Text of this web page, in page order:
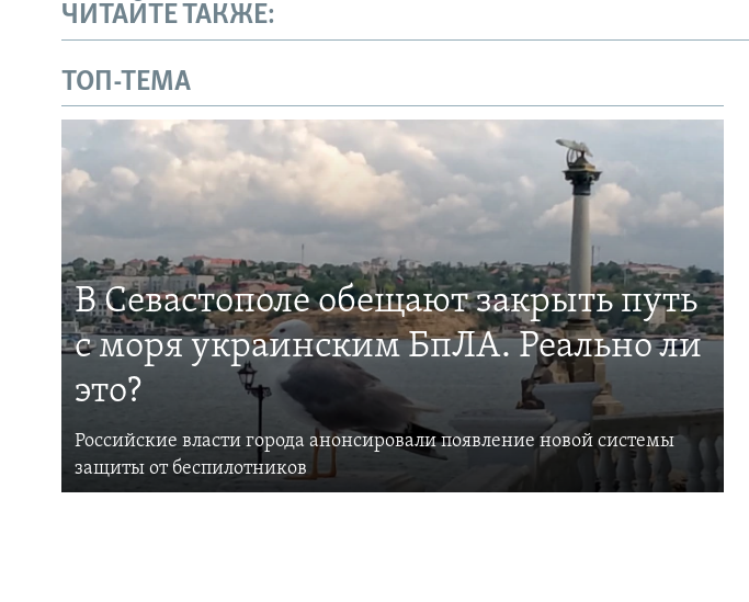
ЧИТАЙТЕ ТАКЖЕ:
ТОП-ТЕМА
В Севастополе обещают закрыть путь
с моря украинским БпЛА. Реально ли
это?
Российские власти города анонсировали появление новой системы
защиты от беспилотников